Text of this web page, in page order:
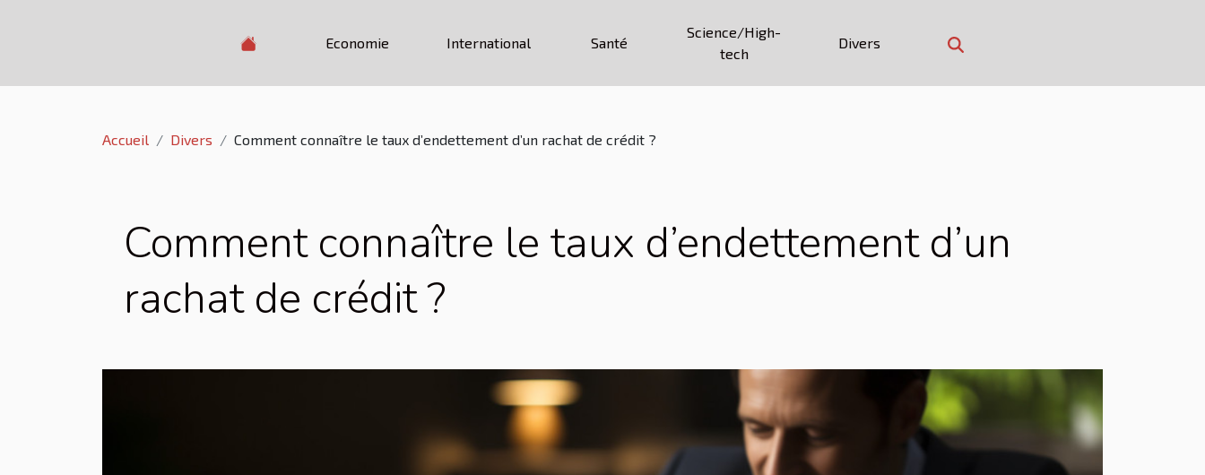
Economie International Santé
Science/High-
tech
Divers
Accueil Divers Comment connaître le taux d’endettement d’un rachat de crédit ?
Comment connaître le taux d’endettement d’un
rachat de crédit ?